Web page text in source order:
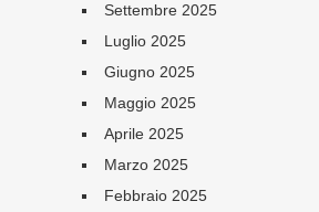
Settembre 2025
Luglio 2025
Giugno 2025
Maggio 2025
Aprile 2025
Marzo 2025
Febbraio 2025